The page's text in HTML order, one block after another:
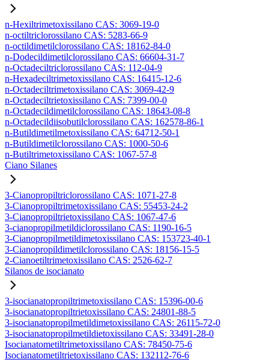
n-Hexiltrimetoxissilano CAS: 3069-19-0
n-octiltriclorossilano CAS: 5283-66-9
n-octildimetilclorossilano CAS: 18162-84-0
n-Dodecildimetilclorossilano CAS: 66604-31-7
n-Octadeciltriclorossilano CAS: 112-04-9
n-Hexadeciltrimetoxissilano CAS: 16415-12-6
n-Octadeciltrimetoxissilano CAS: 3069-42-9
n-Octadeciltrietoxissilano CAS: 7399-00-0
n-Octadecildimetilclorossilano CAS: 18643-08-8
n-Octadecildiisobutilclorossilano CAS: 162578-86-1
n-Butildimetilmetoxissilano CAS: 64712-50-1
n-Butildimetilclorossilano CAS: 1000-50-6
n-Butiltrimetoxissilano CAS: 1067-57-8
Ciano Silanes
3-Cianopropiltriclorossilano CAS: 1071-27-8
3-Cianopropiltrimetoxissilano CAS: 55453-24-2
3-Cianopropiltrietoxissilano CAS: 1067-47-6
3-cianopropilmetildiclorossilano CAS: 1190-16-5
3-Cianopropilmetildimetoxissilano CAS: 153723-40-1
3-Cianopropildimetilclorossilano CAS: 18156-15-5
2-Cianoetiltrimetoxissilano CAS: 2526-62-7
Silanos de isocianato
3-isocianatopropiltrimetoxissilano CAS: 15396-00-6
3-isocianatopropiltrietoxissilano CAS: 24801-88-5
3-isocianatopropilmetildimetoxissilano CAS: 26115-72-0
3-isocianatopropilmetildietoxissilano CAS: 33491-28-0
Isocianatometiltrimetoxissilano CAS: 78450-75-6
Isocianatometiltrietoxissilano CAS: 132112-76-6